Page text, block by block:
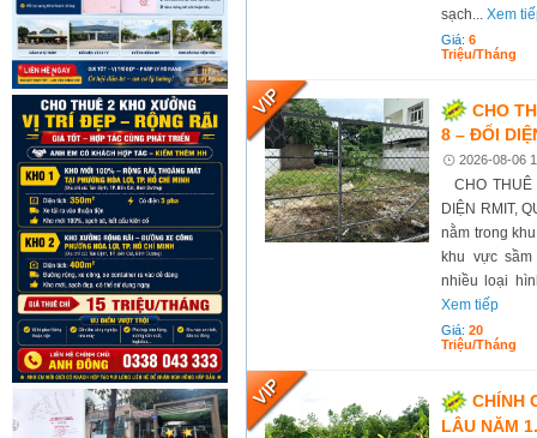
sạch...Xem
Giá:6
Triệu/tháng
CHO
8 – ĐỐI
2026-08-06
CHO
DIỆN RMIT,
nằm trong
khu vực
nhiều loại
Xem tiếp
Giá:20
Triệu/tháng
CHÍNH
LÂU NĂM